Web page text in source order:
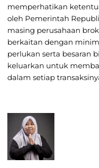
memperhatikan
oleh Pemerintah
masing perusahaan
berkaitan dengan
perlukan serta besaran
keluarkan untuk
dalam setiap